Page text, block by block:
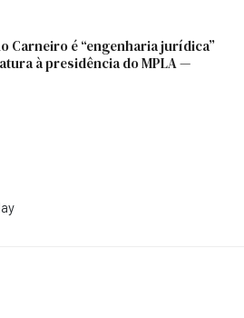
Carneiro é “engenharia jurídica”
à presidência do MPLA —